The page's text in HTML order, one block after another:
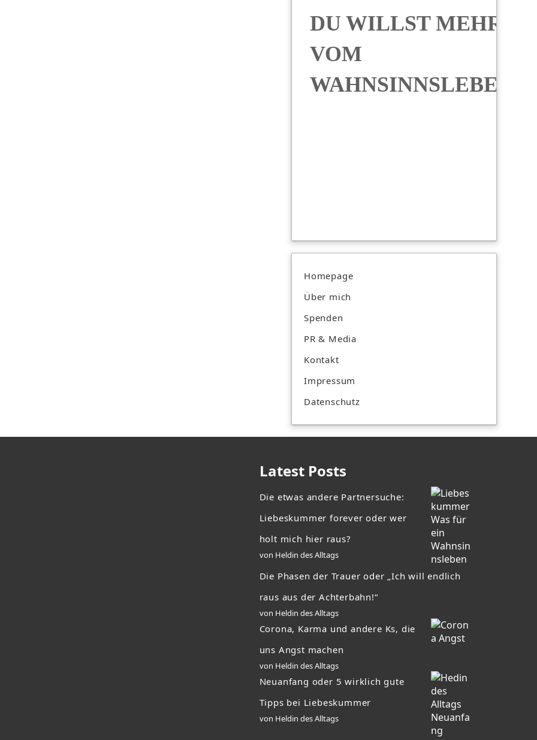
DU WILLST MEHR
VOM
WAHNSINNSLEBEN?
Homepage
Über mich
Spenden
PR & Media
Kontakt
Impressum
Datenschutz
Latest Posts
Die etwas andere Partnersuche:
Liebeskummer forever oder wer
holt mich hier raus?
von Heldin des Alltags
Die Phasen der Trauer oder „Ich will endlich
raus aus der Achterbahn!“
von Heldin des Alltags
Corona, Karma und andere Ks, die
uns Angst machen
von Heldin des Alltags
Neuanfang oder 5 wirklich gute
Tipps bei Liebeskummer
von Heldin des Alltags